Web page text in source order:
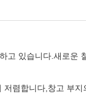
고 있습니다.새로운
렴합니다,창고 부지